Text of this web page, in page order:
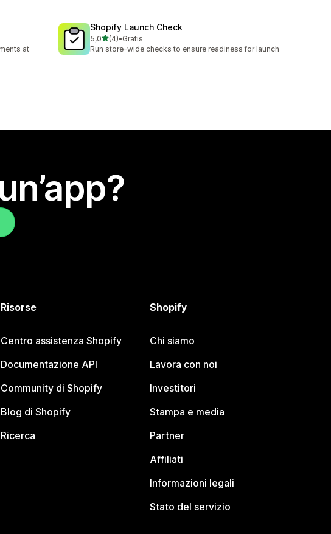
at
Shopify Launch Check
5,0stelle su 5
(4)
4 recensioni totali
•Gratis
Run store-wide checks to ensure readiness for launch
Risorse
Centro assistenza Shopify
Documentazione API
Community di Shopify
Blog di Shopify
Ricerca
Shopify
Chi siamo
Lavora con noi
Investitori
Stampa e media
Partner
Affiliati
Informazioni legali
Stato del servizio